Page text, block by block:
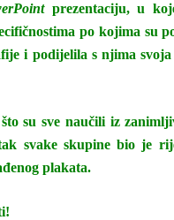
prezentaciju, u
po kojima su
i podijelila s njima
su sve naučili iz
svake skupine bio je
plakata.